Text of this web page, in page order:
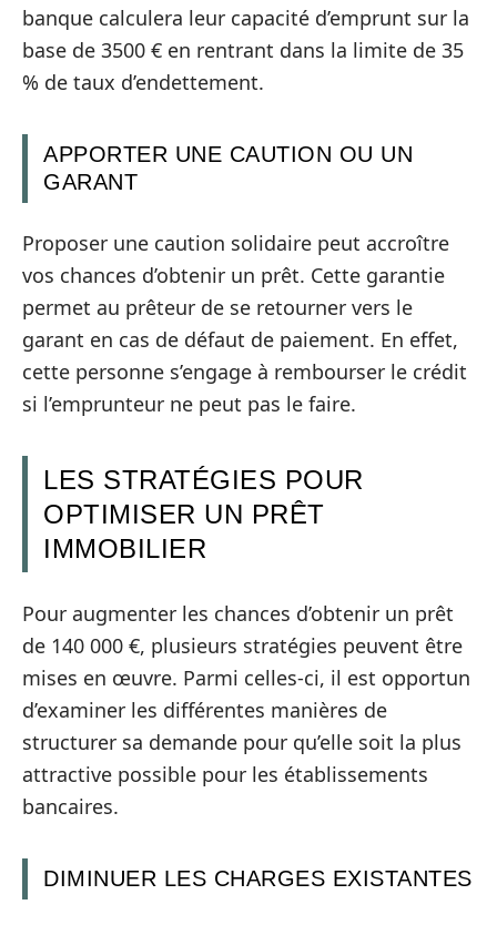
banque calculera leur capacité d’emprunt sur la
base de 3500 € en rentrant dans la limite de 35
% de taux d’endettement.
APPORTER UNE CAUTION OU UN
GARANT
Proposer une caution solidaire peut accroître
vos chances d’obtenir un prêt. Cette garantie
permet au prêteur de se retourner vers le
garant en cas de défaut de paiement. En effet,
cette personne s’engage à rembourser le crédit
si l’emprunteur ne peut pas le faire.
LES STRATÉGIES POUR
OPTIMISER UN PRÊT
IMMOBILIER
Pour augmenter les chances d’obtenir un prêt
de 140 000 €, plusieurs stratégies peuvent être
mises en œuvre. Parmi celles-ci, il est opportun
d’examiner les différentes manières de
structurer sa demande pour qu’elle soit la plus
attractive possible pour les établissements
bancaires.
DIMINUER LES CHARGES EXISTANTES